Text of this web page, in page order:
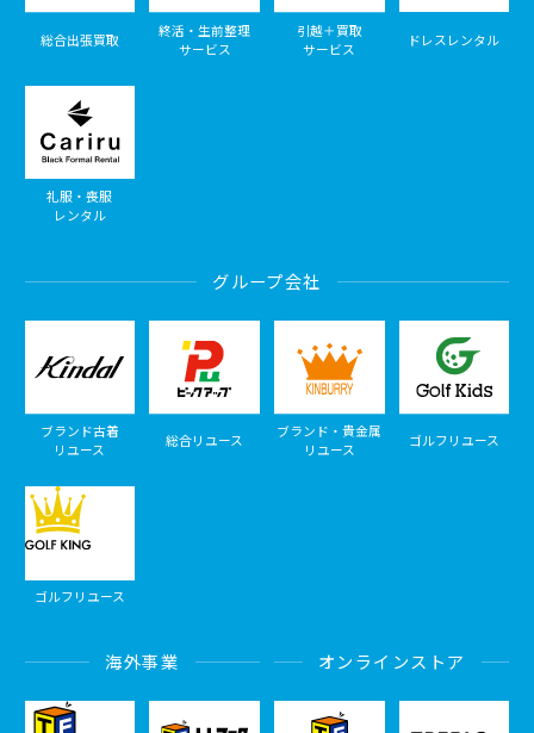
総合出張買取
終活・生前整理
サービス
引越＋買取
サービス
ドレスレンタル
礼服・喪服
レンタル
グループ会社
ブランド古着
リユース
総合リユース
ブランド・貴金属
リユース
ゴルフリユース
ゴルフリユース
海外事業 オンラインストア